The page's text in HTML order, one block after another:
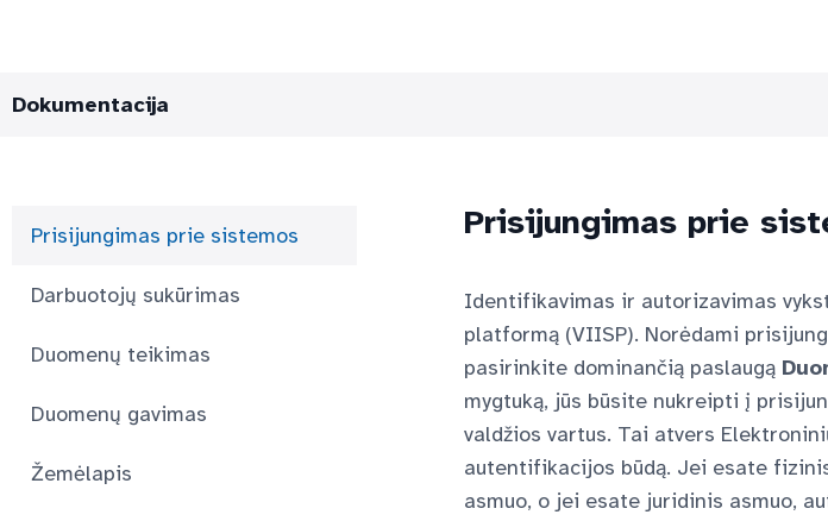
Dokumentacija
Prisijungimas prie sistemos
Darbuotojų sukūrimas
Duomenų teikimas
Duomenų gavimas
Žemėlapis
Prisijungimas prie
Identifikavimas ir autorizavimas
platformą (VIISP). Norėdami
pasirinkite dominančią paslaugą
mygtuką, jūs būsite nukreipti į
valdžios vartus. Tai atvers
autentifikacijos būdą. Jei esate
asmuo, o jei esate juridinis asmuo,